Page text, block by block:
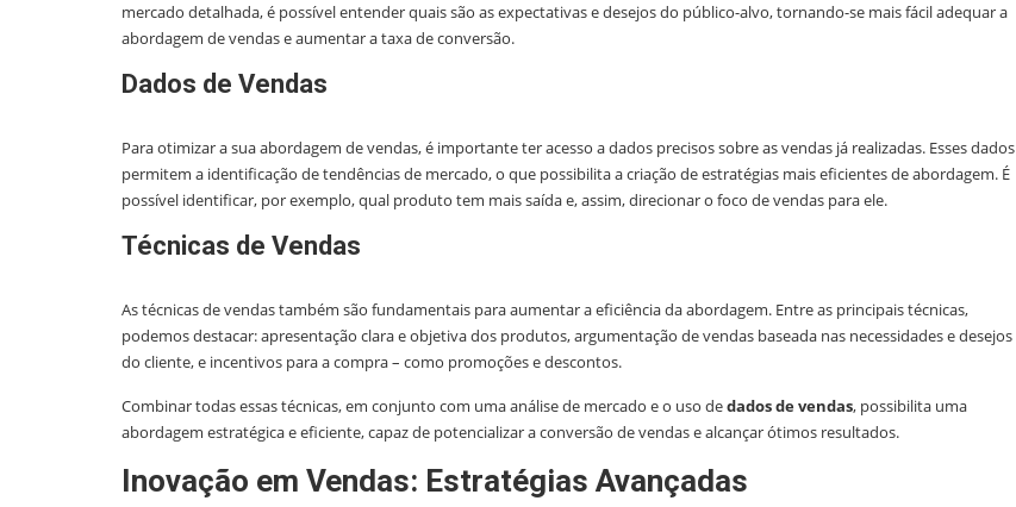
mercado detalhada, é possível entender quais são as expectativas e desejos do público-alvo, tornando-se mais fácil adequar a
abordagem de vendas e aumentar a taxa de conversão.
Dados de Vendas
Para otimizar a sua abordagem de vendas, é importante ter acesso a dados precisos sobre as vendas já realizadas. Esses dados
permitem a identificação de tendências de mercado, o que possibilita a criação de estratégias mais eficientes de abordagem. É
possível identificar, por exemplo, qual produto tem mais saída e, assim, direcionar o foco de vendas para ele.
Técnicas de Vendas
As técnicas de vendas também são fundamentais para aumentar a eficiência da abordagem. Entre as principais técnicas,
podemos destacar: apresentação clara e objetiva dos produtos, argumentação de vendas baseada nas necessidades e desejos
do cliente, e incentivos para a compra – como promoções e descontos.
Combinar todas essas técnicas, em conjunto com uma análise de mercado e o uso dedados de vendas, possibilita uma
abordagem estratégica e eficiente, capaz de potencializar a conversão de vendas e alcançar ótimos resultados.
Inovação em Vendas: Estratégias Avançadas